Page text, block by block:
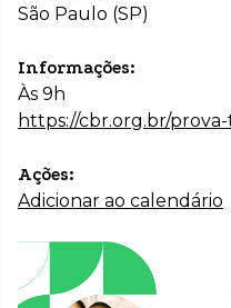
São Paulo (SP)
Informações:
Às 9h
https://cbr.org.br/
Ações:
Adicionar ao calendário